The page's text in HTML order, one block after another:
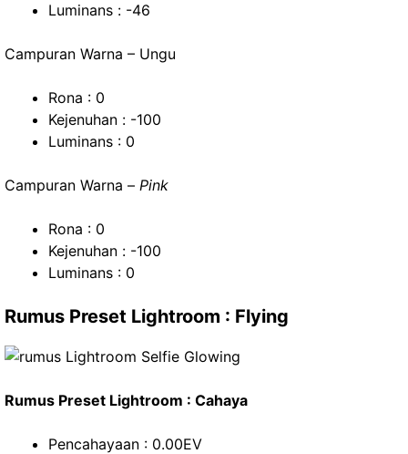
Luminans : -46
Campuran Warna – Ungu
Rona : 0
Kejenuhan : -100
Luminans : 0
Campuran Warna – Pink
Rona : 0
Kejenuhan : -100
Luminans : 0
Rumus Preset Lightroom : Flying
Rumus Preset Lightroom : Cahaya
Pencahayaan : 0.00EV